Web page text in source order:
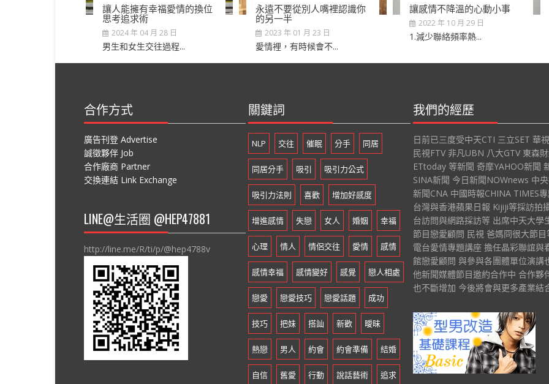
讓人能擁有幸福愛情的換位
思考追求術
2024 年 04 月 28 日
男生和女生交往過程...
永遠不要從別人嘴裡認識你
的另一半
2023 年 01 月 23 日
愛情裡，有時候會不...
讓感情不降溫的心動小事
2022 年 10 月 29 日
1.減少聯絡頻率熱...
合作方式
廣告刊登 Advertise
誠徵夥伴 Job
合作廠商 Partner
交換連結 Link Exchange
LINE@生活圈 @HEP47881
http://line.me/R/ti/p/@hep4788v
關鍵詞
NLP 交往 催眠 分手 同居
同居分手 吸引 吸引力公式
吸引力法則 喜歡 增加好感度
增進感情 失戀 女人 婚姻 幸福
心理 情人 情侶交往 愛情 感情
感情幸福 感情變好 感覺 戀人相處
戀愛 戀愛技巧 戀愛話題 成功
技巧 把妹 搭訕 新歡 曖昧
熱戀 男人 約會 約會準備 結婚
自信 舊愛 行動 說話藝術 追求
我們的經歷
日前已三度受中天CTI 三立SET 華
民視FTV 非凡UBN 八大GTV 東森
ETtoday 等新聞 奇摩YAHOO新聞
SINA新聞 今日新聞NOWnews 中
新聞CNA 中國時報CHINA TIMES
台灣與香港蘋果日報 Kijiji等採訪拍
台訪問與網路採訪等 出席中天大學
節目戀愛顧問 民視 爸媽冏很大節目
電台愛情專題講座 擔任晶彩聯誼與
館戀愛顧問 與參與各團體單位演講
他新聞媒體節目邀約合作中 合作夥
也不斷增加 今後將會與更多產業結